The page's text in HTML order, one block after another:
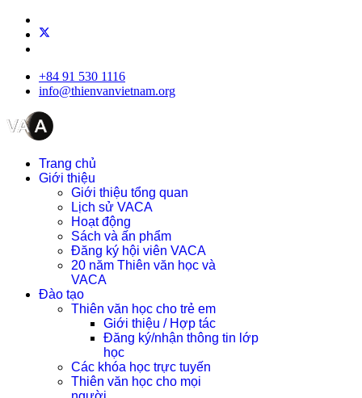
+84 91 530 1116
info@thienvanvietnam.org
Trang chủ
Giới thiệu
Giới thiệu tổng quan
Lịch sử VACA
Hoạt động
Sách và ấn phẩm
Đăng ký hội viên VACA
20 năm Thiên văn học và
VACA
Đào tạo
Thiên văn học cho trẻ em
Giới thiệu / Hợp tác
Đăng ký/nhận thông tin lớp
học
Các khóa học trực tuyến
Thiên văn học cho mọi